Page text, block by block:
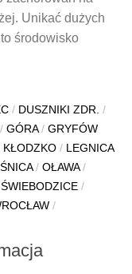
Unikać dużych
środowisko
/ DUSZNIKI ZDR. /
GÓRA/ GRYFÓW
KŁODZKO / LEGNICA
/ OŁAWA/
ŚWIEBODZICE /
/